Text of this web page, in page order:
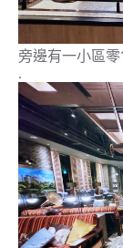
旁邊有一小區
.